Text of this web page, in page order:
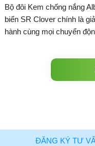
Bộ đôi Kem chống nắng
biển SR Clover chính là
hành cùng mọi chuyển
ĐĂNG KÝ TƯ